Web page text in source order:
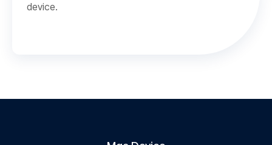
device.